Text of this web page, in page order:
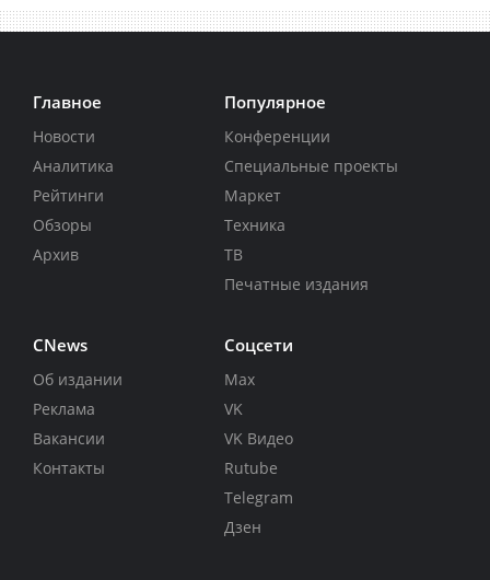
Главное
Новости
Аналитика
Рейтинги
Обзоры
Архив
Популярное
Конференции
Специальные проекты
Маркет
Техника
ТВ
Печатные издания
CNews
Об издании
Реклама
Вакансии
Контакты
Соцсети
Max
VK
VK Видео
Rutube
Telegram
Дзен